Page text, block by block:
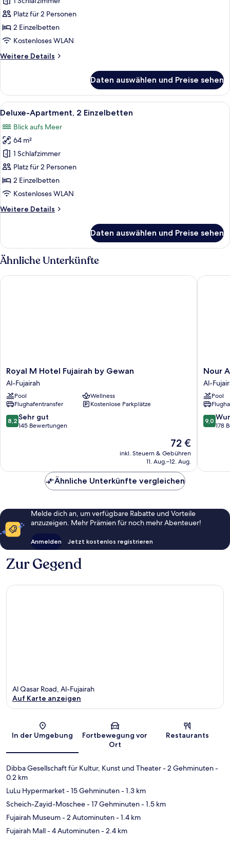
anzeigen
Platz für 2 Personen
2 Einzelbetten
Kostenloses WLAN
Weitere Details
Weitere
Studio
Daten auswählen und Preise sehen
Alle
Fotos
für
Deluxe-
Apartment,
2 Einzelbetten
anzeigen
Ein Hotelzimmer mit zwei Betten,
6
Deluxe-Apartment, 2 Einzelbetten
Blick aufs Meer
64 m²
1 Schlafzimmer
Platz für 2 Personen
2 Einzelbetten
Kostenloses WLAN
Weitere Details
Weitere
Apartment,
2 Einzelbetten
Daten auswählen und Preise sehen
Ähnliche Unterkünfte
Royal
M
Hotel
Fujairah
by
Gewan
Al-
Royal M Hotel Fujairah by Gewan
Al-Fujairah
Pool
Wellness
Flughafentransfer
Kostenlose Parkplätze
8.2
von
Bewertungen
8,2 Sehr gut
145 Bewertungen
Der
Preis
beträgt
72 €
inkl. Steuern & Gebühren
11. Aug.–12. Aug.
Royal M Hotel Fujairah by Gewan
Nour
Arjaan
by
Rotana
Al-
Fujairah
Nour
Al-
Pool
9.0
von
9,0
178
Nour
Ähnliche Unterkünfte vergleichen
Melde dich an, um verfügbare Rabatte und Vorteile
anzuzeigen. Mehr Prämien für noch mehr Abenteuer!
Anmelden Jetzt kostenlos registrieren
Zur Gegend
Karte
Al Qasar Road, Al-Fujairah
Auf Karte anzeigen
In der Umgebung
Fortbewegung vor
Ort
Restaurants
Dibba Gesellschaft für Kultur, Kunst und Theater- 2 Gehminuten-
0.2 km
LuLu Hypermarket- 15 Gehminuten- 1.3 km
Scheich-Zayid-Moschee- 17 Gehminuten- 1.5 km
Fujairah Museum- 2 Autominuten- 1.4 km
Fujairah Mall- 4 Autominuten- 2.4 km